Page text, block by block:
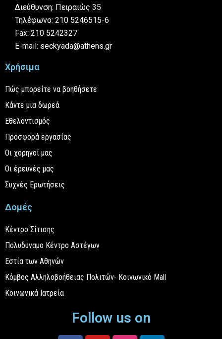
Διεύθυνση: Πειραιώς 35
Τηλέφωνο: 210 5246515-6
Fax: 210 5242327
E-mail: seckyada@athens.gr
Χρήσιμα
Πώς μπορείτε να βοηθήσετε
Κάντε μια δωρεά
Εθελοντισμός
Προσφορά εργασίας
Οι χορηγοί μας
Οι έρευνές μας
Συχνές Ερωτήσεις
Δομές
Κέντρο Σίτισης
Πολυδύναμο Κέντρο Αστέγων
Εστία των Αθηνών
Κόμβος Αλληλοβοήθειας Πολιτών- Κοινωνικό Mall
Κοινωνικά Ιατρεία
Follow us on